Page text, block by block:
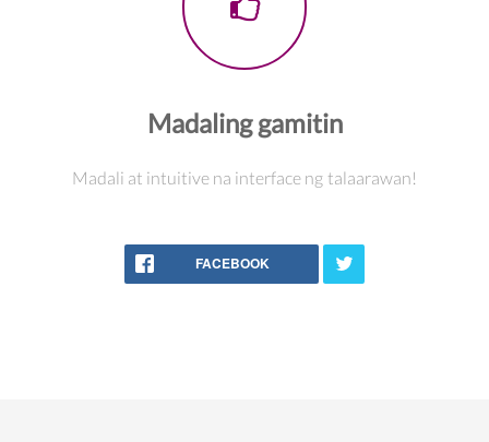
Madaling gamitin
Madali at intuitive na interface ng talaarawan!
FACEBOOK